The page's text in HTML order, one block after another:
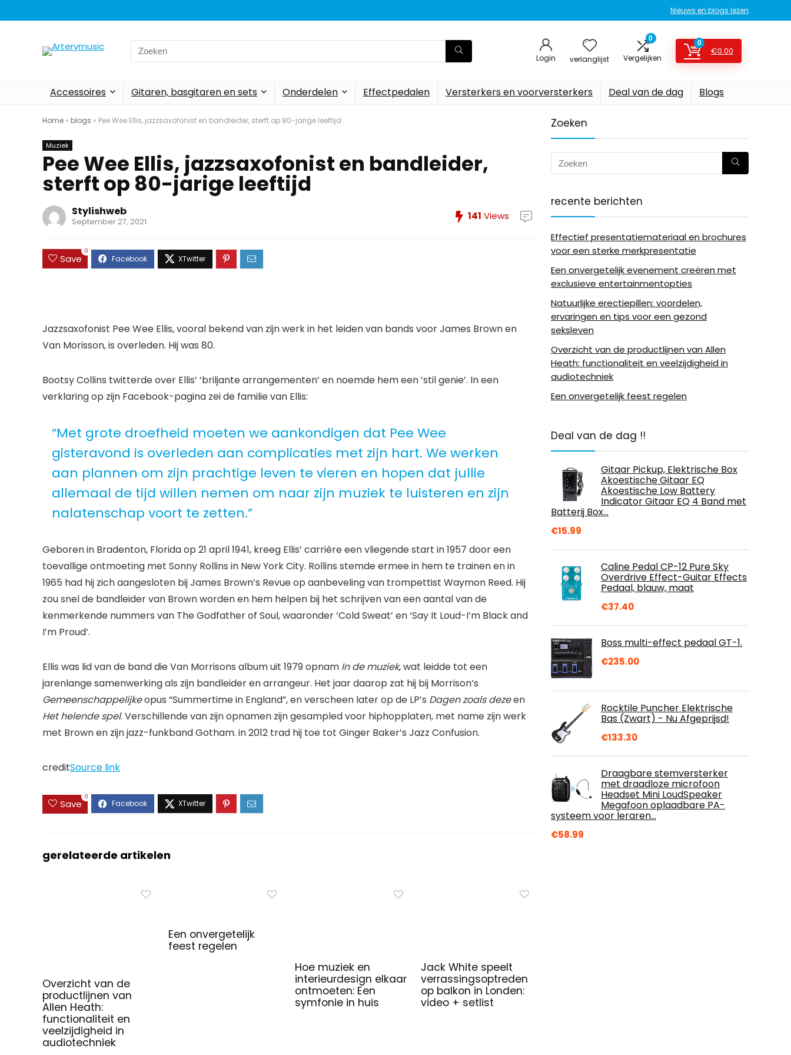
Nieuws en blogs lezen
Search
for:
Login verlanglijst
0
Vergelijken
0
€0.00
Accessoires Gitaren, basgitaren en sets Onderdelen Effectpedalen Versterkers en voorversterkers Deal van de dag Blogs
Home » blogs » Pee Wee Ellis, jazzsaxofonist en bandleider, sterft op 80-jarige leeftijd
Muziek
Pee Wee Ellis, jazzsaxofonist en bandleider,
sterft op 80-jarige leeftijd
Stylishweb
September 27, 2021 141 Views
Save
0
Jazzsaxofonist Pee Wee Ellis, vooral bekend van zijn werk in het leiden van bands voor James Brown en
Van Morisson, is overleden. Hij was 80.
Bootsy Collins twitterde over Ellis’ ‘briljante arrangementen’ en noemde hem een ​​’stil genie’. In een
verklaring op zijn Facebook-pagina zei de familie van Ellis:
“Met grote droefheid moeten we aankondigen dat Pee Wee
gisteravond is overleden aan complicaties met zijn hart. We werken
aan plannen om zijn prachtige leven te vieren en hopen dat jullie
allemaal de tijd willen nemen om naar zijn muziek te luisteren en zijn
nalatenschap voort te zetten.”
Geboren in Bradenton, Florida op 21 april 1941, kreeg Ellis’ carrière een vliegende start in 1957 door een
toevallige ontmoeting met Sonny Rollins in New York City. Rollins stemde ermee in hem te trainen en in
1965 had hij zich aangesloten bij James Brown’s Revue op aanbeveling van trompettist Waymon Reed. Hij
zou snel de bandleider van Brown worden en hem helpen bij het schrijven van een aantal van de
kenmerkende nummers van The Godfather of Soul, waaronder ‘Cold Sweat’ en ‘Say It Loud-I’m Black and
I’m Proud’.
Ellis was lid van de band die Van Morrisons album uit 1979 opnam In de muziek, wat leidde tot een
jarenlange samenwerking als zijn bandleider en arrangeur. Het jaar daarop zat hij bij Morrison’s
Gemeenschappelijkeopus “Summertime in England”, en verscheen later op de LP’s Dagen zoals dezeen
Het helende spel. Verschillende van zijn opnamen zijn gesampled voor hiphopplaten, met name zijn werk
met Brown en zijn jazz-funkband Gotham. in 2012 trad hij toe tot Ginger Baker’s Jazz Confusion.
creditSource link
Save
0
gerelateerde artikelen
Overzicht van de
productlijnen van
Allen Heath:
functionaliteit en
veelzijdigheid in
audiotechniek
Een onvergetelijk
feest regelen
Hoe muziek en
interieurdesign elkaar
ontmoeten: Een
symfonie in huis
Jack White speelt
verrassingsoptreden
op balkon in Londen:
video + setlist
Zoeken
recente berichten
Effectief presentatiemateriaal en brochures
voor een sterke merkpresentatie
Een onvergetelijk evenement creëren met
exclusieve entertainmentopties
Natuurlijke erectiepillen: voordelen,
ervaringen en tips voor een gezond
seksleven
Overzicht van de productlijnen van Allen
Heath: functionaliteit en veelzijdigheid in
audiotechniek
Een onvergetelijk feest regelen
Deal van de dag !!
Gitaar Pickup, Elektrische Box
Akoestische Gitaar EQ
Akoestische Low Battery
Indicator Gitaar EQ 4 Band met
Batterij Box…
€15.99
Caline Pedal CP-12 Pure Sky
Overdrive Effect-Guitar Effects
Pedaal, blauw, maat
€37.40
Boss multi-effect pedaal GT-1.
€235.00
Rocktile Puncher Elektrische
Bas (Zwart) - Nu Afgeprijsd!
€133.30
Draagbare stemversterker
met draadloze microfoon
Headset Mini LoudSpeaker
Megafoon oplaadbare PA-
systeem voor leraren…
€58.99